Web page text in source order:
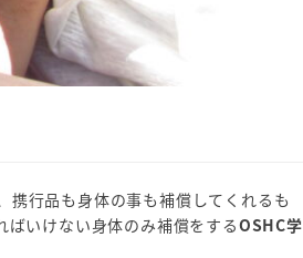
携行品も身体の事も補償してくれるも
いけない身体のみ補償をするOSHC学